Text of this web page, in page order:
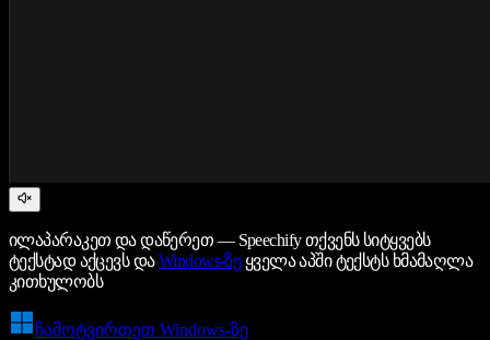
ილაპარაკეთ და დაწერეთ — Speechify თქვენს სიტყვებს
ტექსტად აქცევს დაWindows-ზეყველა აპში ტექსტს ხმამაღლა
კითხულობს
ჩამოტვირთეთ Windows-ზე